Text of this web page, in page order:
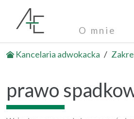
O mnie
Kancelaria adwokacka
prawo